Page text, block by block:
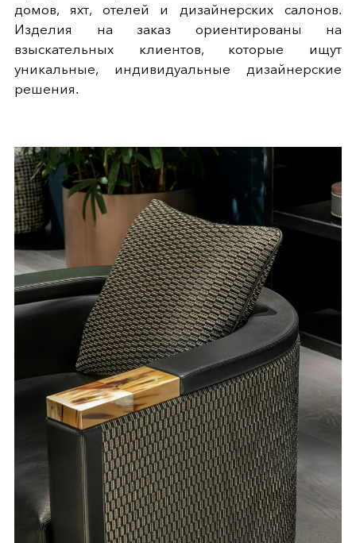
домов, яхт, отелей и дизайнерских салонов.
Изделия на заказ ориентированы на
взыскательных клиентов, которые ищут
уникальные, индивидуальные дизайнерские
решения.